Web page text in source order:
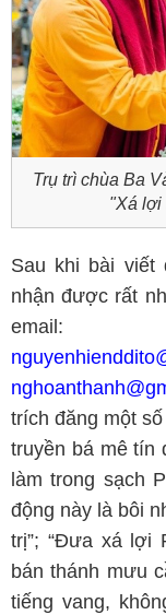
Trụ trì chùa Ba
"Xá lợi
Sau khi bài viết
nhận được rất
trích đăng một
truyền bá mê tín
làm trong sạch
động này là bôi
trị”; “Đưa xá lợi
bán thánh mưu
tiếng vang,